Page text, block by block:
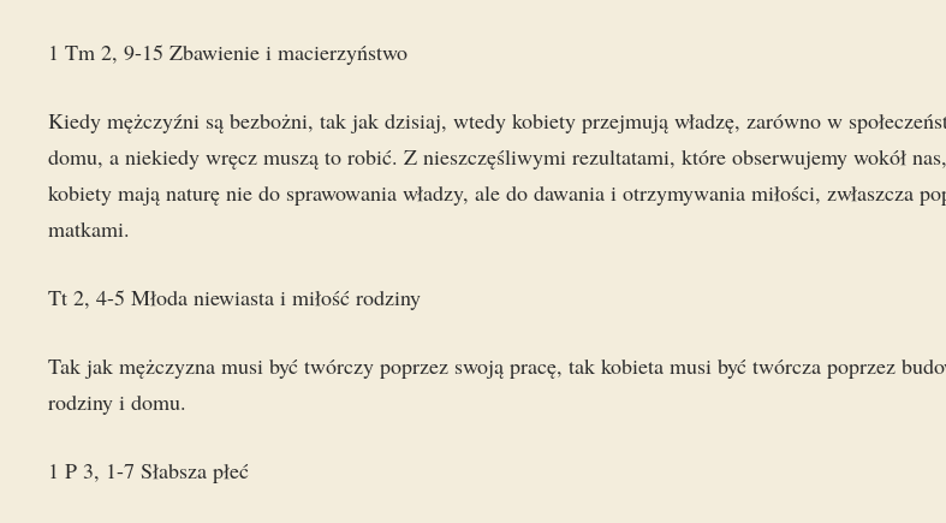
1 Tm 2, 9-15 Zbawienie i macierzyństwo
Kiedy mężczyźni są bezbożni, tak jak dzisiaj, wtedy kobiety przejmują władzę, zarówno w
domu, a niekiedy wręcz muszą to robić. Z nieszczęśliwymi rezultatami, które obserwujemy wokół
kobiety mają naturę nie do sprawowania władzy, ale do dawania i otrzymywania miłości, zwłaszcza
matkami.
Tt 2, 4-5 Młoda niewiasta i miłość rodziny
Tak jak mężczyzna musi być twórczy poprzez swoją pracę, tak kobieta musi być twórcza poprzez
rodziny i domu.
1 P 3, 1-7 Słabsza płeć